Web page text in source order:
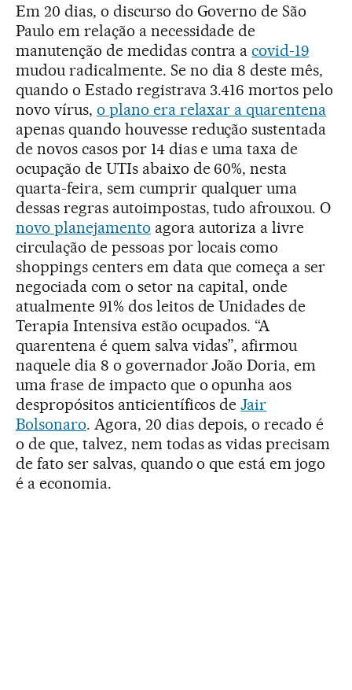
Em 20 dias, o discurso do Governo de São
Paulo em relação a necessidade de
manutenção de medidas contra acovid-19
mudou radicalmente. Se no dia 8 deste mês,
quando o Estado registrava 3.416 mortos pelo
novo vírus, o plano era relaxar a quarentena
apenas quando houvesse redução sustentada
de novos casos por 14 dias e uma taxa de
ocupação de UTIs abaixo de 60%, nesta
quarta-feira, sem cumprir qualquer uma
dessas regras autoimpostas, tudo afrouxou. O
novo planejamento agora autoriza a livre
circulação de pessoas por locais como
shoppings centers em data que começa a ser
negociada com o setor na capital, onde
atualmente 91% dos leitos de Unidades de
Terapia Intensiva estão ocupados. “A
quarentena é quem salva vidas”, afirmou
naquele dia 8 o governador João Doria, em
uma frase de impacto que o opunha aos
despropósitos anticientíficos deJair
Bolsonaro. Agora, 20 dias depois, o recado é
o de que, talvez, nem todas as vidas precisam
de fato ser salvas, quando o que está em jogo
é a economia.